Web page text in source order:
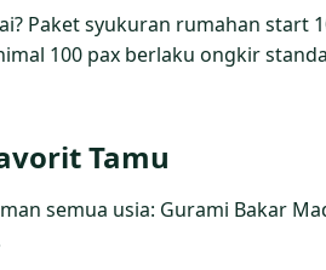
Paket syukuran rumahan start
100 pax berlaku ongkir
Tamu
semua usia: Gurami Bakar